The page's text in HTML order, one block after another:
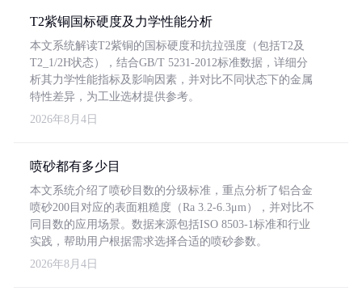
T2紫铜国标硬度及力学性能分析
本文系统解读T2紫铜的国标硬度和抗拉强度（包括T2及
T2_1/2H状态），结合GB/T 5231-2012标准数据，详细分
析其力学性能指标及影响因素，并对比不同状态下的金属
特性差异，为工业选材提供参考。
2026年8月4日
喷砂都有多少目
本文系统介绍了喷砂目数的分级标准，重点分析了铝合金
喷砂200目对应的表面粗糙度（Ra 3.2-6.3μm），并对比不
同目数的应用场景。数据来源包括ISO 8503-1标准和行业
实践，帮助用户根据需求选择合适的喷砂参数。
2026年8月4日